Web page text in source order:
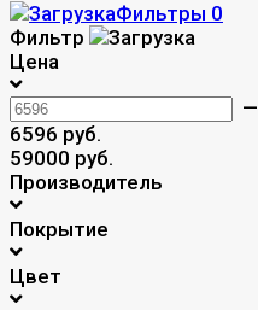
Фильтры 0
Фильтр
Цена
—
6596 руб.
59000 руб.
Производитель
Покрытие
Цвет